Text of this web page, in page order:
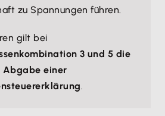
zu Spannungen führen.
gilt bei
3 und 5 die
Abgabe einer
.